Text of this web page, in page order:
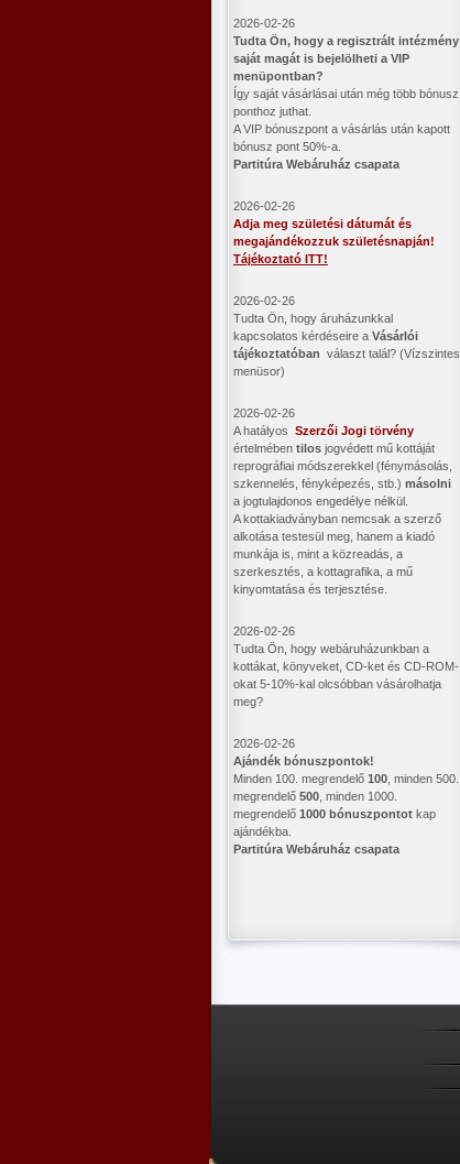
2026-02-26
​Tudta Ön, hogy a regisztrált intézmény
saját magát is bejelölheti a VIP
menüpontban?
Így saját vásárlásai után még több bónusz
ponthoz juthat.
A VIP bónuszpont a vásárlás után kapott
bónusz pont 50%-a.
Partitúra Webáruház csapata
2026-02-26
Adja meg születési dátumát és
megajándékozzuk születésnapján!
Tájékoztató ITT!
2026-02-26
Tudta Ön, hogy áruházunkkal
kapcsolatos kérdéseire a Vásárlói
tájékoztatóban választ talál? (Vízszintes
menüsor)
2026-02-26
A hatályos Szerzői Jogi törvény
értelmében tilos jogvédett mű kottáját
reprográfiai módszerekkel (fénymásolás,
szkennelés, fényképezés, stb.) másolni
a jogtulajdonos engedélye nélkül.
A kottakiadványban nemcsak a szerző
alkotása testesül meg, hanem a kiadó
munkája is, mint a közreadás, a
szerkesztés, a kottagrafika, a mű
kinyomtatása és terjesztése.
2026-02-26
Tudta Ön, hogy webáruházunkban a
kottákat, könyveket, CD-ket és CD-ROM-
okat 5-10%-kal olcsóbban vásárolhatja
meg?
2026-02-26
Ajándék bónuszpontok!
Minden 100. megrendelő 100 , minden 500.
megrendelő 500 , minden 1000.
megrendelő 1000 bónuszpontot kap
ajándékba.
Partitúra Webáruház csapata